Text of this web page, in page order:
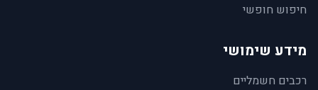
חיפוש חופשי
מידע שימושי
רכבים חשמליים